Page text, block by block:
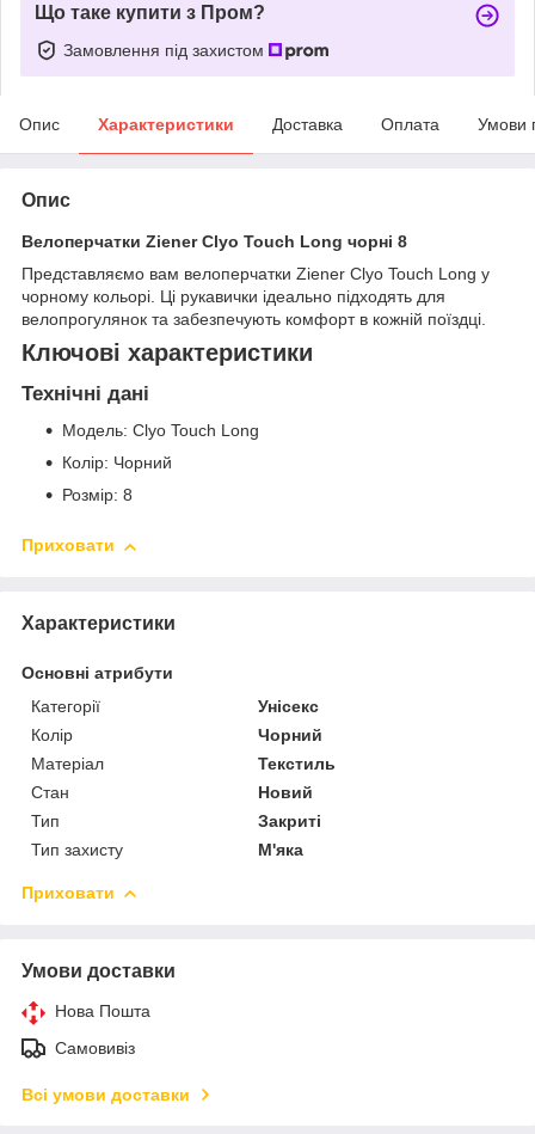
Що таке купити з Пром?
Замовлення під захистом
Опис Характеристики Доставка Оплата Умови
Опис
Велоперчатки Ziener Clyo Touch Long чорні 8
Представляємо вам велоперчатки Ziener Clyo Touch Long у
чорному кольорі. Ці рукавички ідеально підходять для
велопрогулянок та забезпечують комфорт в кожній поїздці.
Ключові характеристики
Технічні дані
Модель: Clyo Touch Long
Колір: Чорний
Розмір: 8
Приховати
Характеристики
Основні атрибути
Категорії
Унісекс
Колір
Чорний
Матеріал
Текстиль
Стан
Новий
Тип
Закриті
Тип захисту
М'яка
Приховати
Умови доставки
Нова Пошта
Самовивіз
Всі умови доставки